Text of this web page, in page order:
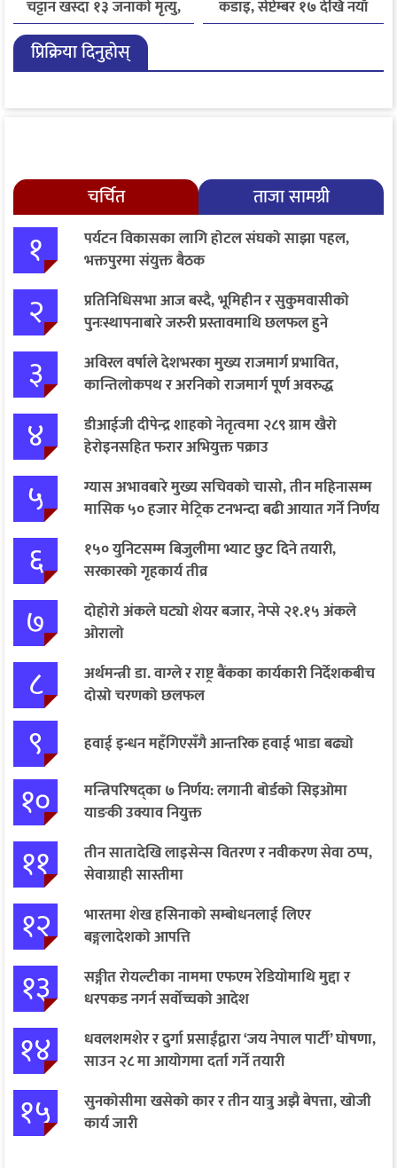
चट्टान खस्दा १३ जनाको मृत्यु,
दुई घाइते
कडाइ, सेप्टेम्बर १७ देखि नयाँ
नियम लागू
प्रिक्रिया दिनुहोस्
चर्चित ताजा सामग्री
१
पर्यटन विकासका लागि होटल संघको साझा पहल,
भक्तपुरमा संयुक्त बैठक
२
प्रतिनिधिसभा आज बस्दै, भूमिहीन र सुकुमवासीको
पुनःस्थापनाबारे जरुरी प्रस्तावमाथि छलफल हुने
३
अविरल वर्षाले देशभरका मुख्य राजमार्ग प्रभावित,
कान्तिलोकपथ र अरनिको राजमार्ग पूर्ण अवरुद्ध
४
डीआईजी दीपेन्द्र शाहको नेतृत्वमा २८९ ग्राम खैरो
हेरोइनसहित फरार अभियुक्त पक्राउ
५
ग्यास अभावबारे मुख्य सचिवको चासो, तीन महिनासम्म
मासिक ५० हजार मेट्रिक टनभन्दा बढी आयात गर्ने निर्णय
६
१५० युनिटसम्म बिजुलीमा भ्याट छुट दिने तयारी,
सरकारको गृहकार्य तीव्र
७
दोहोरो अंकले घट्यो शेयर बजार, नेप्से २१.१५ अंकले
ओरालो
८
अर्थमन्त्री डा. वाग्ले र राष्ट्र बैंकका कार्यकारी निर्देशकबीच
दोस्रो चरणको छलफल
९ हवाई इन्धन महँगिएसँगै आन्तरिक हवाई भाडा बढ्यो
१०
मन्त्रिपरिषद्का ७ निर्णय: लगानी बोर्डको सिइओमा
याङकी उक्याव नियुक्त
११
तीन सातादेखि लाइसेन्स वितरण र नवीकरण सेवा ठप्प,
सेवाग्राही सास्तीमा
१२
भारतमा शेख हसिनाको सम्बोधनलाई लिएर
बङ्गलादेशको आपत्ति
१३
सङ्गीत रोयल्टीका नाममा एफएम रेडियोमाथि मुद्दा र
धरपकड नगर्न सर्वोच्चको आदेश
१४
धवलशमशेर र दुर्गा प्रसाईंद्वारा ‘जय नेपाल पार्टी’ घोषणा,
साउन २८ मा आयोगमा दर्ता गर्ने तयारी
१५
सुनकोसीमा खसेको कार र तीन यात्रु अझै बेपत्ता, खोजी
कार्य जारी